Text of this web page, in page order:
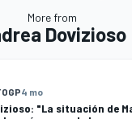
More from
Dovizioso
4 mo
"La situación de